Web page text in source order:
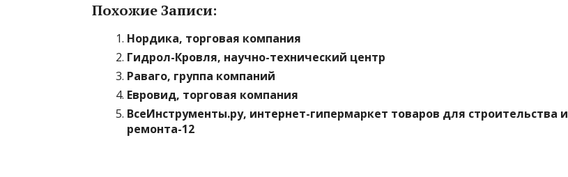
Похожие Записи:
Нордика, торговая компания
Гидрол-Кровля, научно-технический центр
Раваго, группа компаний
Евровид, торговая компания
ВсеИнструменты.ру, интернет-гипермаркет товаров для строительства и
ремонта-12